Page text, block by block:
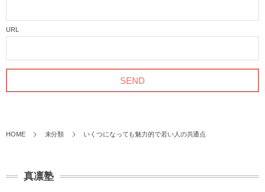
URL
HOME 未分類 いくつになっても魅力的で若い人の共通点
真凛塾